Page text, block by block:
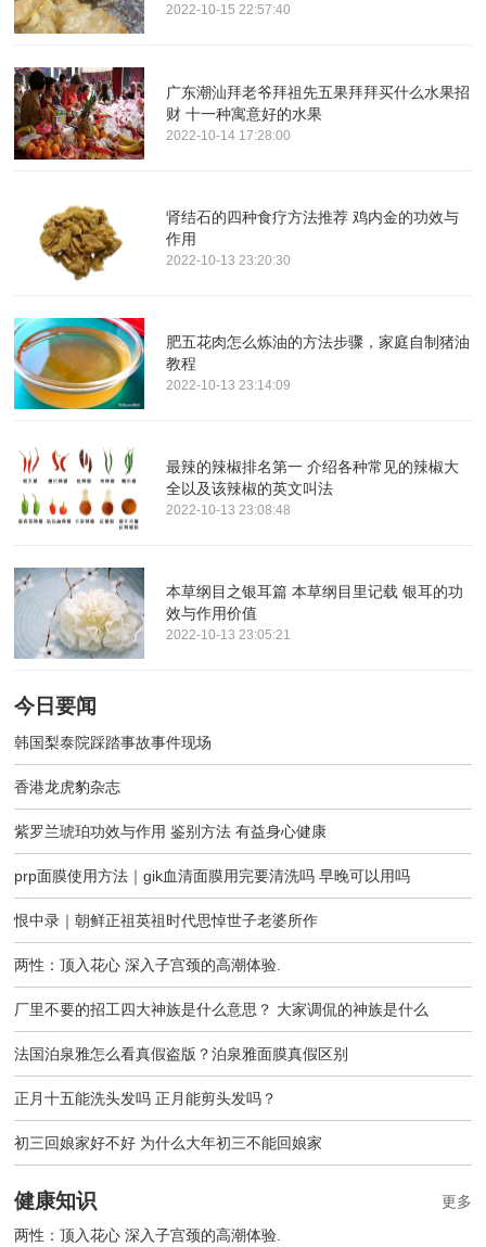
2022-10-15 22:57:40
广东潮汕拜老爷拜祖先五果拜拜买什么水果招
财 十一种寓意好的水果
2022-10-14 17:28:00
肾结石的四种食疗方法推荐 鸡内金的功效与
作用
2022-10-13 23:20:30
肥五花肉怎么炼油的方法步骤，家庭自制猪油
教程
2022-10-13 23:14:09
最辣的辣椒排名第一 介绍各种常见的辣椒大
全以及该辣椒的英文叫法
2022-10-13 23:08:48
本草纲目之银耳篇 本草纲目里记载 银耳的功
效与作用价值
2022-10-13 23:05:21
今日要闻
韩国梨泰院踩踏事故事件现场
香港龙虎豹杂志
紫罗兰琥珀功效与作用 鉴别方法 有益身心健康
prp面膜使用方法｜gik血清面膜用完要清洗吗 早晚可以用吗
恨中录｜朝鲜正祖英祖时代思悼世子老婆所作
两性：顶入花心 深入子宫颈的高潮体验.
厂里不要的招工四大神族是什么意思？ 大家调侃的神族是什么
法国泊泉雅怎么看真假盗版？泊泉雅面膜真假区别
正月十五能洗头发吗 正月能剪头发吗？
初三回娘家好不好 为什么大年初三不能回娘家
健康知识
两性：顶入花心 深入子宫颈的高潮体验.
更多